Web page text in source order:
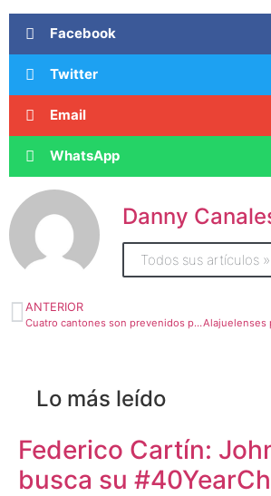
Facebook
Twitter
Email
WhatsApp
Danny
Todos sus artículos »
ANTERIOR
Cuatro cantones son prevenidos por aumento drástico de Covid-19
Lo más leído
Federico Cartín:
busca su